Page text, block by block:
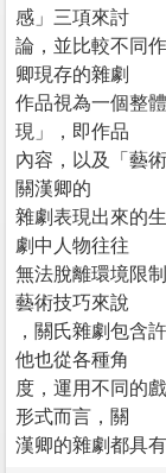
感」三項來討
論，並比較不同
卿現存的雜劇
作品視為一個整
現」，即作品
內容，以及「藝
關漢卿的
雜劇表現出來的
劇中人物往往
無法脫離環境限
藝術技巧來說
，關氏雜劇包含
他也從各種角
度，運用不同的
形式而言，關
漢卿的雜劇都具